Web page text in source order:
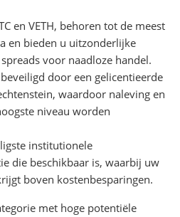
en VETH, behoren tot de meest
en bieden u uitzonderlijke
voor naadloze handel.
door een gelicentieerde
waardoor naleving en
niveau worden
institutionele
die beschikbaar is, waarbij uw
boven kostenbesparingen.
met hoge potentiële